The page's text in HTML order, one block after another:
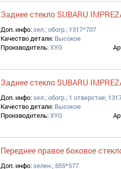
Заднее стекло SUBARU
Доп. инфо:зел.; обогр.; 1317*707
Качество детали: Высокое
Производитель:XYG
Заднее стекло SUBARU
Доп. инфо:зел.; обогр.; 1 отверстие;
Качество детали: Высокое
Производитель:XYG
Переднее правое боковое
Доп. инфо:зелен.; 855*577